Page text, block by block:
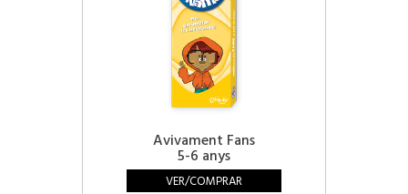
Avivament Fans
5-6 anys
VER/COMPRAR